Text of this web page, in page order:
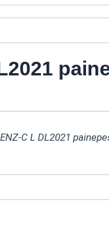
C L DL2021